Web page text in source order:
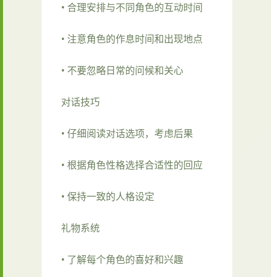
• 合理安排与不同角色的互动时间
• 注意角色的作息时间和出现地点
• 不要忽略日常的问候和关心
对话技巧
• 仔细阅读对话选项，考虑后果
• 根据角色性格选择合适性的回应
• 保持一致的人格设定
礼物系统
• 了解每个角色的喜好和兴趣